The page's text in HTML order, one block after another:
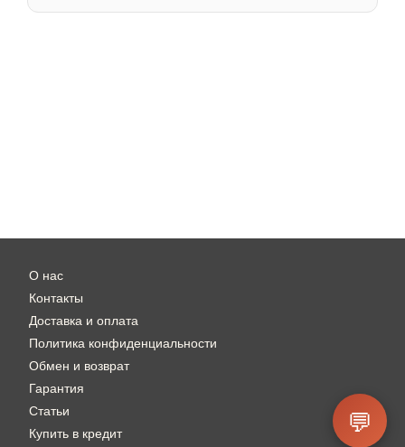
О нас
Контакты
Доставка и оплата
Политика конфиденциальности
Обмен и возврат
Гарантия
Статьи
Купить в кредит
💬